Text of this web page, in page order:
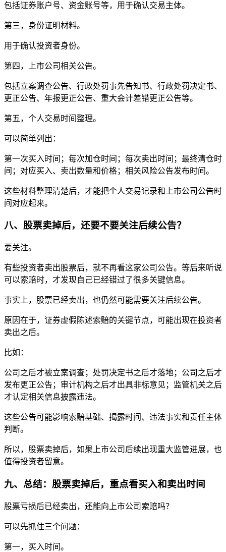
包括证券账户号、资金账号等，用于确认交易主体。
第三，身份证明材料。
用于确认投资者身份。
第四，上市公司相关公告。
包括立案调查公告、行政处罚事先告知书、行政处罚决定书、
更正公告、年报更正公告、重大会计差错更正公告等。
第五，个人交易时间整理。
可以简单列出：
第一次买入时间；每次加仓时间；每次卖出时间；最终清仓时
间；对应买入、卖出数量和价格；相关风险公告发布时间。
这些材料整理清楚后，才能把个人交易记录和上市公司公告时
间对应起来。
八、股票卖掉后，还要不要关注后续公告？
要关注。
有些投资者卖出股票后，就不再看这家公司公告。等后来听说
可以索赔时，才发现自己已经错过了很多关键信息。
事实上，股票已经卖出，也仍然可能需要关注后续公告。
原因在于，证券虚假陈述索赔的关键节点，可能出现在投资者
卖出之后。
比如：
公司之后才被立案调查；处罚决定书之后才落地；公司之后才
发布更正公告；审计机构之后才出具非标意见；监管机关之后
才认定相关信息披露违法。
这些公告可能影响索赔基础、揭露时间、违法事实和责任主体
判断。
所以，股票卖掉后，如果上市公司后续出现重大监管进展，也
值得投资者留意。
九、总结：股票卖掉后，重点看买入和卖出时间
股票亏损后已经卖出，还能向上市公司索赔吗？
可以先抓住三个问题：
第一，买入时间。